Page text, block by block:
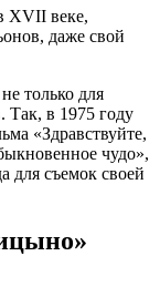
XVII веке,
даже свой
только для
Так, в 1975 году
«Здравствуйте,
чудо»,
для съемок своей